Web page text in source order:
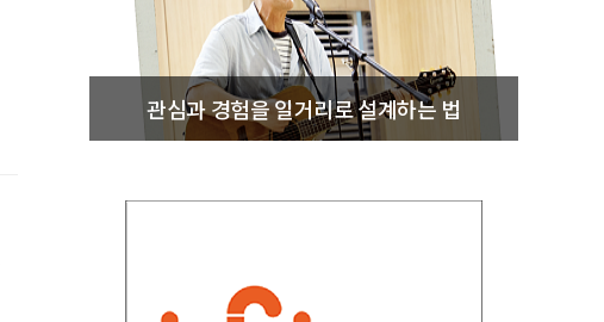
관심과 경험을 일거리로 설계하는 법